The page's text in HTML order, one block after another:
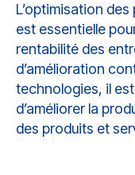
L’optimisation
est essentielle
rentabilité des
d’amélioration
technologies, il
d’améliorer la
des produits et